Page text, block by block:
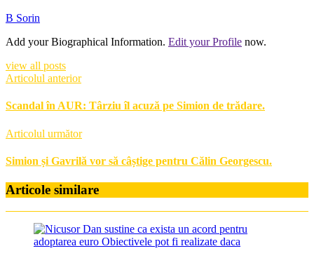
B Sorin
Add your Biographical Information. Edit your Profile now.
view all posts
Articolul anterior
Scandal în AUR: Târziu îl acuză pe Simion de trădare.
Articolul următor
Simion și Gavrilă vor să câștige pentru Călin Georgescu.
Articole similare